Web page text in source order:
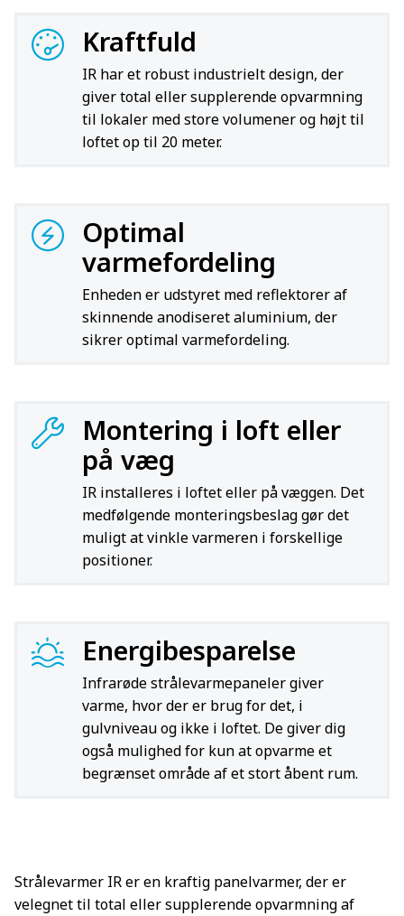
Kraftfuld
IR har et robust industrielt design, der
giver total eller supplerende opvarmning
til lokaler med store volumener og højt til
loftet op til 20 meter.
Optimal
varmefordeling
Enheden er udstyret med reflektorer af
skinnende anodiseret aluminium, der
sikrer optimal varmefordeling.
Montering i loft eller
på væg
IR installeres i loftet eller på væggen. Det
medfølgende monteringsbeslag gør det
muligt at vinkle varmeren i forskellige
positioner.
Energibesparelse
Infrarøde strålevarmepaneler giver
varme, hvor der er brug for det, i
gulvniveau og ikke i loftet. De giver dig
også mulighed for kun at opvarme et
begrænset område af et stort åbent rum.
Strålevarmer IR er en kraftig panelvarmer, der er
velegnet til total eller supplerende opvarmning af